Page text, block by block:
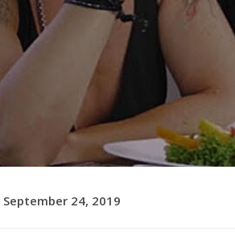
September 24, 2019